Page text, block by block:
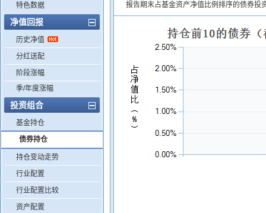
特色数据
净值回报
历史净值
分红送配
阶段涨幅
季/年度涨幅
投资组合
基金持仓
债券持仓
持仓变动走势
行业配置
行业配置比较
资产配置
报告期末占基金资产净值比例排序的债券投